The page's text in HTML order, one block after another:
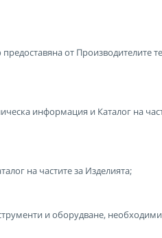
от Производителите
информация и Каталог на
на частите за Изделията;
и оборудване,